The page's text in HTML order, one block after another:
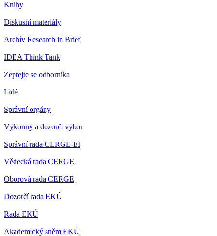
Knihy
Diskusní materiály
Archív Research in Brief
IDEA Think Tank
Zeptejte se odborníka
Lidé
Správní orgány
Výkonný a dozorčí výbor
Správní rada CERGE-EI
Vědecká rada CERGE
Oborová rada CERGE
Dozorčí rada EKÚ
Rada EKÚ
Akademický sněm EKÚ